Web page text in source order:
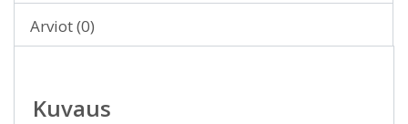
Arviot (0)
Kuvaus